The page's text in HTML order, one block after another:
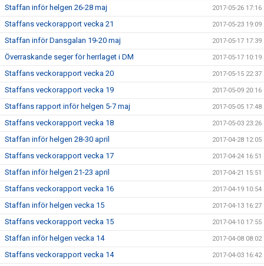
Staffan inför helgen 26-28 maj 2017-05-26 17:16
Staffans veckorapport vecka 21 2017-05-23 19:09
Staffan inför Dansgalan 19-20 maj 2017-05-17 17:39
Överraskande seger för herrlaget i DM 2017-05-17 10:19
Staffans veckorapport vecka 20 2017-05-15 22:37
Staffans veckorapport vecka 19 2017-05-09 20:16
Staffans rapport inför helgen 5-7 maj 2017-05-05 17:48
Staffans veckorapport vecka 18 2017-05-03 23:26
Staffan inför helgen 28-30 april 2017-04-28 12:05
Staffans veckorapport vecka 17 2017-04-24 16:51
Staffan inför helgen 21-23 april 2017-04-21 15:51
Staffans veckorapport vecka 16 2017-04-19 10:54
Staffan inför helgen vecka 15 2017-04-13 16:27
Staffans veckorapport vecka 15 2017-04-10 17:55
Staffan inför helgen vecka 14 2017-04-08 08:02
Staffans veckorapport vecka 14 2017-04-03 16:42